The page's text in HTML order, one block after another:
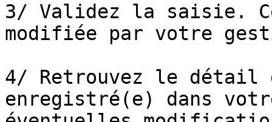
3/ Validez la saisie.
modifiée par votre
4/ Retrouvez le détail
enregistré(e) dans